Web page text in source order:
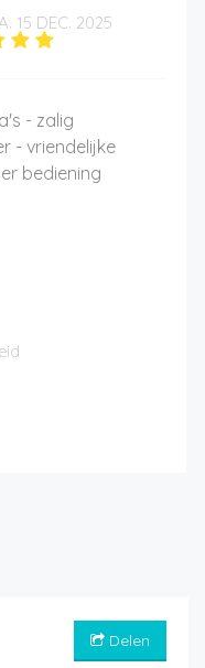
15 DEC. 2025
- zalig
- vriendelijke
bediening
Delen